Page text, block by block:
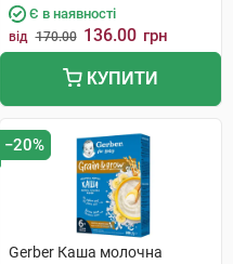
Є в наявності
від 170.00 136.00 грн
КУПИТИ
−20%
Gerber Каша молочна